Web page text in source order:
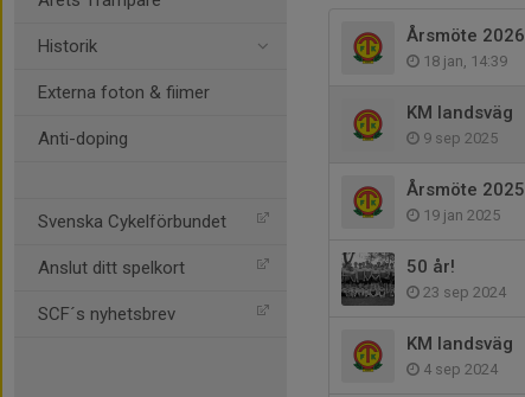
Historik
Externa foton & fiimer
Anti-doping
Svenska Cykelförbundet
Anslut ditt spelkort
SCF´s nyhetsbrev
Årsmöte 2026
18 jan, 14:39
KM landsväg
9 sep 2025
Årsmöte 2025
19 jan 2025
50 år!
23 sep 2024
KM landsväg
4 sep 2024